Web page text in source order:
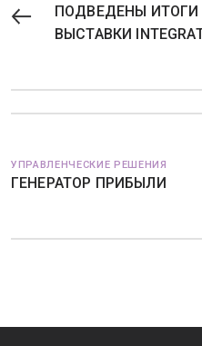
ПОДВЕДЕНЫ
ВЫСТАВКИ
УПРАВЛЕНЧЕСКИЕ РЕШЕНИЯ
ГЕНЕРАТОР ПРИБЫЛИ